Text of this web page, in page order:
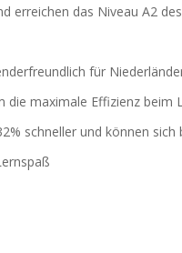
das Niveau A2
für
maximale Effizienz beim
schneller und können